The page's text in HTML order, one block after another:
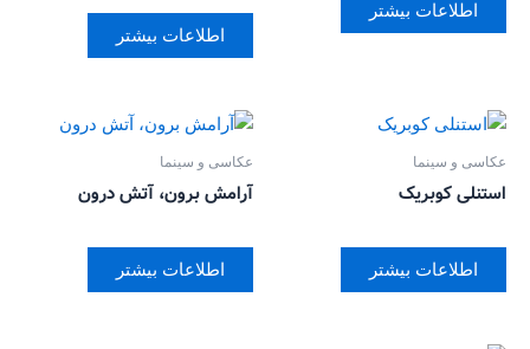
اطلاعات بیشتر
اطلاعات بیشتر
عکاسی و سینما
استنلی کوبریک
اطلاعات بیشتر
عکاسی و سینما
آرامش برون، آتش درون
اطلاعات بیشتر